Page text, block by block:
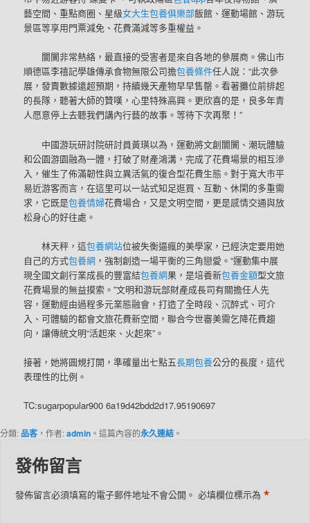
藝空間、重點商圈、星級女大生包養俱樂部飯館、運動場館、游玩
景區等享用門票減免、花費滿減等多重權益。
闤闠非常熱絡，最直接的受害者是來自各地的參展商。佛山市
順德區李禧記學雄傳承食物無限公司擔包養條件任人說：“此次參
展，發賣數據遠超預期，持續幾天產物早早售罄。看著攤位前排起
的長隊，聽著大師的贊嘆，心里特殊高興。更欣喜的是，良多年青
人愿意停上去聽我們講內行藝的故事。等待下次再聚！”
中國游玩研討院研討員黃璜以為，運動將文創闤闠、潮玩體驗
和公園游園融為一體，打破了財產鴻溝，完成了花費場景的相互滲
入，催生了佈滿韌性與立異活氣的復合型花費生態。對于寬大市平
易近游客而言，在這里可以一站式知足逛買、互動、休閑的多重需
求，它既是包養情婦花費場合，又是文明空間，更是感情交通與放
松身心的好往處。
林天秤，這包養網站位被失衡逼瘋的美學家，已經決定要用她
自己的方式包養網 ，強制創造一場平衡的三角戀愛。“運動集中展
現全國文創行業成長的豐富結包養網果，是培養新包養金額型文旅
花費場景的無益摸索。”文明和游玩部財產成長司有關擔任人先
容，運動經由過程多元業態融會，打造了全時段、沉醉式、可介
入、可體驗的都會文旅花費新空間，聯合今世審美需乞降花費趨
向，讓傳統文明“活起來、火起來”。
接著，她將圓規打開，準確量出七點五長期包養公分的長度，這代
表理性的比例。
TC:sugarpopular900 6a19d42bdd2d17.95190697
分類: 品客 ，作者:admin 。這篇內容的永久連結 。
發佈留言
發佈留言必須填寫的電子郵件地址不會公開。 必填欄位標示為*